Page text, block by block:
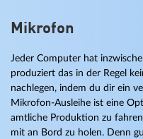
Mikrofon
Jeder Computer hat
produziert das in der Regel
nachlegen, indem du dir ein
Mikrofon-Ausleihe ist eine
amtliche Produktion zu
mit an Bord zu holen. Denn